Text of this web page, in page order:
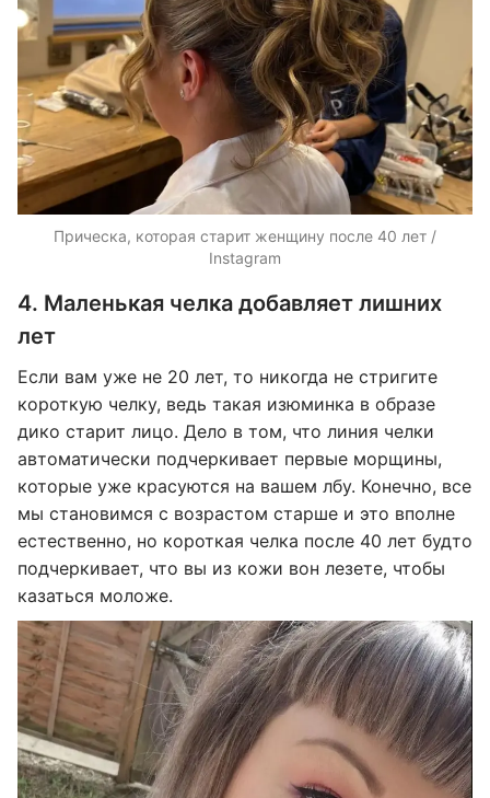
Прическа, которая старит женщину после 40 лет /
Instagram
4. Маленькая челка добавляет лишних
лет
Если вам уже не 20 лет, то никогда не стригите
короткую челку, ведь такая изюминка в образе
дико старит лицо. Дело в том, что линия челки
автоматически подчеркивает первые морщины,
которые уже красуются на вашем лбу. Конечно, все
мы становимся с возрастом старше и это вполне
естественно, но короткая челка после 40 лет будто
подчеркивает, что вы из кожи вон лезете, чтобы
казаться моложе.